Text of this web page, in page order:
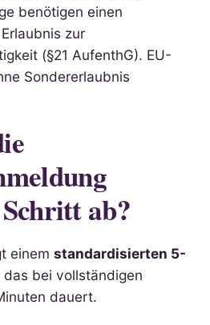
benötigen einen
zur
(§21 AufenthG). EU-
Sondererlaubnis
ab?
einem standardisierten 5-
das bei vollständigen
dauert.